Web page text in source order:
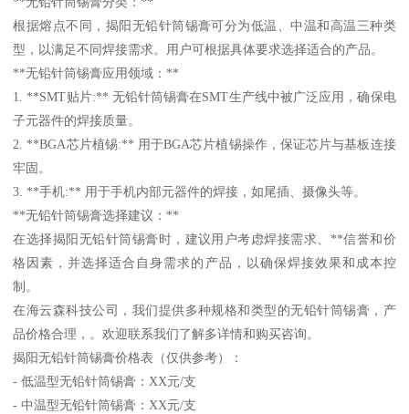
根据熔点不同，揭阳无铅针筒锡膏可分为低温、中温和高温三种类
型，以满足不同焊接需求。用户可根据具体要求选择适合的产品。
**无铅针筒锡膏应用领域：**
1. **SMT贴片:** 无铅针筒锡膏在SMT生产线中被广泛应用，确保电
子元器件的焊接质量。
2. **BGA芯片植锡:** 用于BGA芯片植锡操作，保证芯片与基板连接
牢固。
3. **手机:** 用于手机内部元器件的焊接，如尾插、摄像头等。
**无铅针筒锡膏选择建议：**
在选择揭阳无铅针筒锡膏时，建议用户考虑焊接需求、**信誉和价
格因素，并选择适合自身需求的产品，以确保焊接效果和成本控
制。
在海云森科技公司，我们提供多种规格和类型的无铅针筒锡膏，产
品价格合理，。欢迎联系我们了解多详情和购买咨询。
揭阳无铅针筒锡膏价格表（仅供参考）：
- 低温型无铅针筒锡膏：XX元/支
- 中温型无铅针筒锡膏：XX元/支